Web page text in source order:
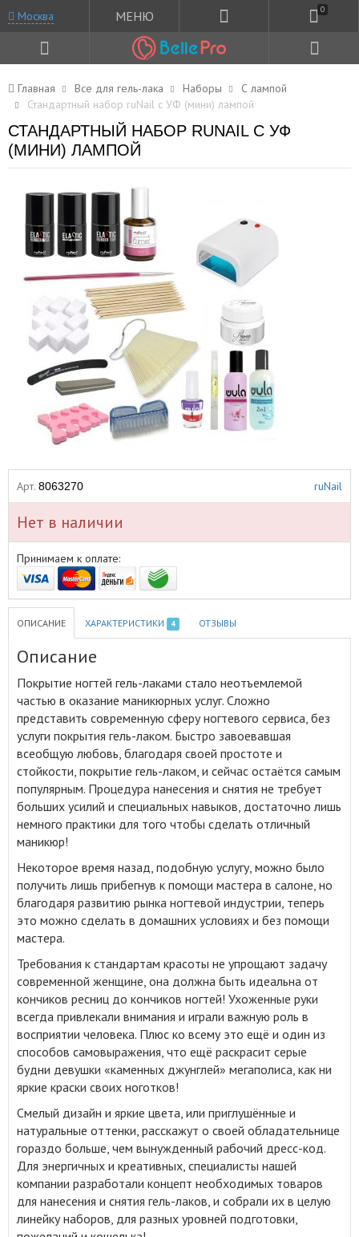
Москва МЕНЮ 0
Главная Все для гель-лака Наборы
С лампой
Стандартный набор ruNail с УФ (мини) лампой
СТАНДАРТНЫЙ НАБОР RUNAIL С УФ
(МИНИ) ЛАМПОЙ
Арт. 8063270 ruNail
Нет в наличии
Принимаем к оплате:
ОПИСАНИЕ ХАРАКТЕРИСТИКИ 4 ОТЗЫВЫ
Описание
Покрытие ногтей гель-лаками стало неотъемлемой
частью в оказание маникюрных услуг. Сложно
представить современную сферу ногтевого сервиса, без
услуги покрытия гель-лаком. Быстро завоевавшая
всеобщую любовь, благодаря своей простоте и
стойкости, покрытие гель-лаком, и сейчас остаётся самым
популярным. Процедура нанесения и снятия не требует
больших усилий и специальных навыков, достаточно лишь
немного практики для того чтобы сделать отличный
маникюр!
Некоторое время назад, подобную услугу, можно было
получить лишь прибегнув к помощи мастера в салоне, но
благодаря развитию рынка ногтевой индустрии, теперь
это можно сделать в домашних условиях и без помощи
мастера.
Требования к стандартам красоты не упрощают задачу
современной женщине, она должна быть идеальна от
кончиков ресниц до кончиков ногтей! Ухоженные руки
всегда привлекали внимания и играли важную роль в
восприятии человека. Плюс ко всему это ещё и один из
способов самовыражения, что ещё раскрасит серые
будни девушки «каменных джунглей» мегаполиса, как ни
яркие краски своих ноготков!
Смелый дизайн и яркие цвета, или приглушённые и
натуральные оттенки, расскажут о своей обладательнице
гораздо больше, чем вынужденный рабочий дресс-код.
Для энергичных и креативных, специалисты нашей
компании разработали концепт необходимых товаров
для нанесения и снятия гель-лаков, и собрали их в целую
линейку наборов, для разных уровней подготовки,